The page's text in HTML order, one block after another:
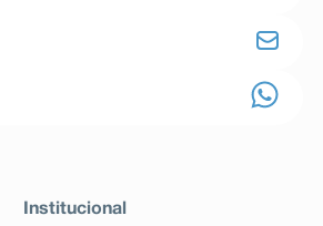
Institucional